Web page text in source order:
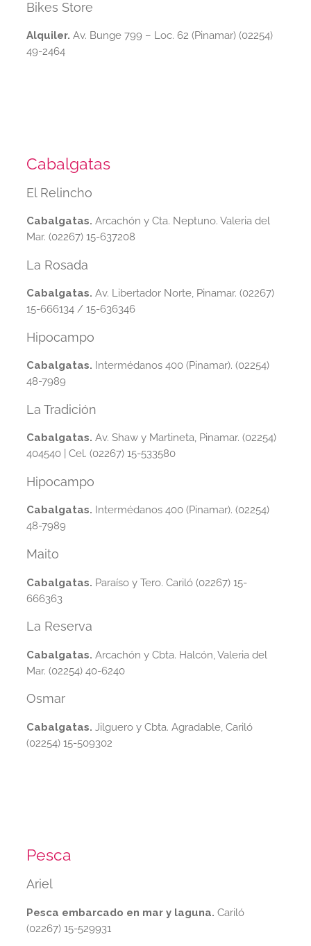
Bikes Store
Alquiler. Av. Bunge 799 – Loc. 62 (Pinamar) (02254)
49-2464
Cabalgatas
El Relincho
Cabalgatas. Arcachón y Cta. Neptuno. Valeria del
Mar. (02267) 15-637208
La Rosada
Cabalgatas. Av. Libertador Norte, Pinamar. (02267)
15-666134 / 15-636346
Hipocampo
Cabalgatas. Intermédanos 400 (Pinamar). (02254)
48-7989
La Tradición
Cabalgatas. Av. Shaw y Martineta, Pinamar. (02254)
404540 | Cel. (02267) 15-533580
Hipocampo
Cabalgatas. Intermédanos 400 (Pinamar). (02254)
48-7989
Maito
Cabalgatas. Paraíso y Tero. Cariló (02267) 15-
666363
La Reserva
Cabalgatas. Arcachón y Cbta. Halcón, Valeria del
Mar. (02254) 40-6240
Osmar
Cabalgatas. Jilguero y Cbta. Agradable, Cariló
(02254) 15-509302
Pesca
Ariel
Pesca embarcado en mar y laguna. Cariló
(02267) 15-529931